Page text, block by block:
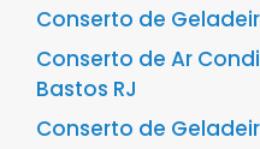
Conserto de
Conserto de Ar
Bastos RJ
Conserto de